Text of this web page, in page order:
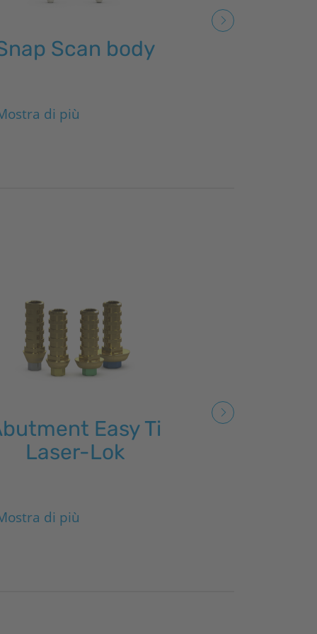
Scan body
di più
Easy Ti
Laser-Lok
di più
Abutment